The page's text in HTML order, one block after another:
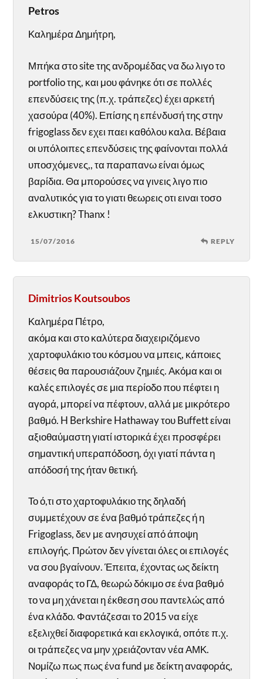
Petros
Καλημέρα Δημήτρη,
Μπήκα στο site της ανδρομέδας να δω λιγο το
portfolio της, και μου φάνηκε ότι σε πολλές
επενδύσεις της (π.χ. τράπεζες) έχει αρκετή
χασούρα (40%). Επίσης η επένδυσή της στην
frigoglass δεν εχει παει καθόλου καλα. Βέβαια
οι υπόλοιπες επενδύσεις της φαίνονται πολλά
υποσχόμενες,, τα παραπανω είναι όμως
βαρίδια. Θα μπορούσες να γινεις λιγο πιο
αναλυτικός για το γιατι θεωρεις οτι ειναι τοσο
ελκυστικη? Thanx !
15/07/2016 REPLY
Dimitrios Koutsoubos
Καλημέρα Πέτρο,
ακόμα και στο καλύτερα διαχειριζόμενο
χαρτοφυλάκιο του κόσμου να μπεις, κάποιες
θέσεις θα παρουσιάζουν ζημιές. Ακόμα και οι
καλές επιλογές σε μια περίοδο που πέφτει η
αγορά, μπορεί να πέφτουν, αλλά με μικρότερο
βαθμό. H Berkshire Hathaway του Buffett είναι
αξιοθαύμαστη γιατί ιστορικά έχει προσφέρει
σημαντική υπεραπόδοση, όχι γιατί πάντα η
απόδοσή της ήταν θετική.
Το ό,τι στο χαρτοφυλάκιο της δηλαδή
συμμετέχουν σε ένα βαθμό τράπεζες ή η
Frigoglass, δεν με ανησυχεί από άποψη
επιλογής. Πρώτον δεν γίνεται όλες οι επιλογές
να σου βγαίνουν. Έπειτα, έχοντας ως δείκτη
αναφοράς το ΓΔ, θεωρώ δόκιμο σε ένα βαθμό
το να μη χάνεται η έκθεση σου παντελώς από
ένα κλάδο. Φαντάζεσαι το 2015 να είχε
εξελιχθεί διαφορετικά και εκλογικά, οπότε π.χ.
οι τράπεζες να μην χρειάζονταν νέα ΑΜΚ.
Νομίζω πως πως ένα fund με δείκτη αναφοράς,